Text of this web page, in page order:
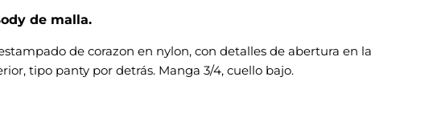
de malla.
de corazon en nylon, con detalles de abertura en la
tipo panty por detrás. Manga 3/4, cuello bajo.